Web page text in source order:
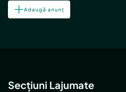
Adaugă anunț
Secțiuni Lajumate